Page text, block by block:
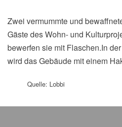
Zwei vermummte und bewaffnete Neonazis bedrohen
Gäste des Wohn- und
bewerfen sie mit Flaschen.In
wird das Gebäude mit einem
Quelle: Lobbi